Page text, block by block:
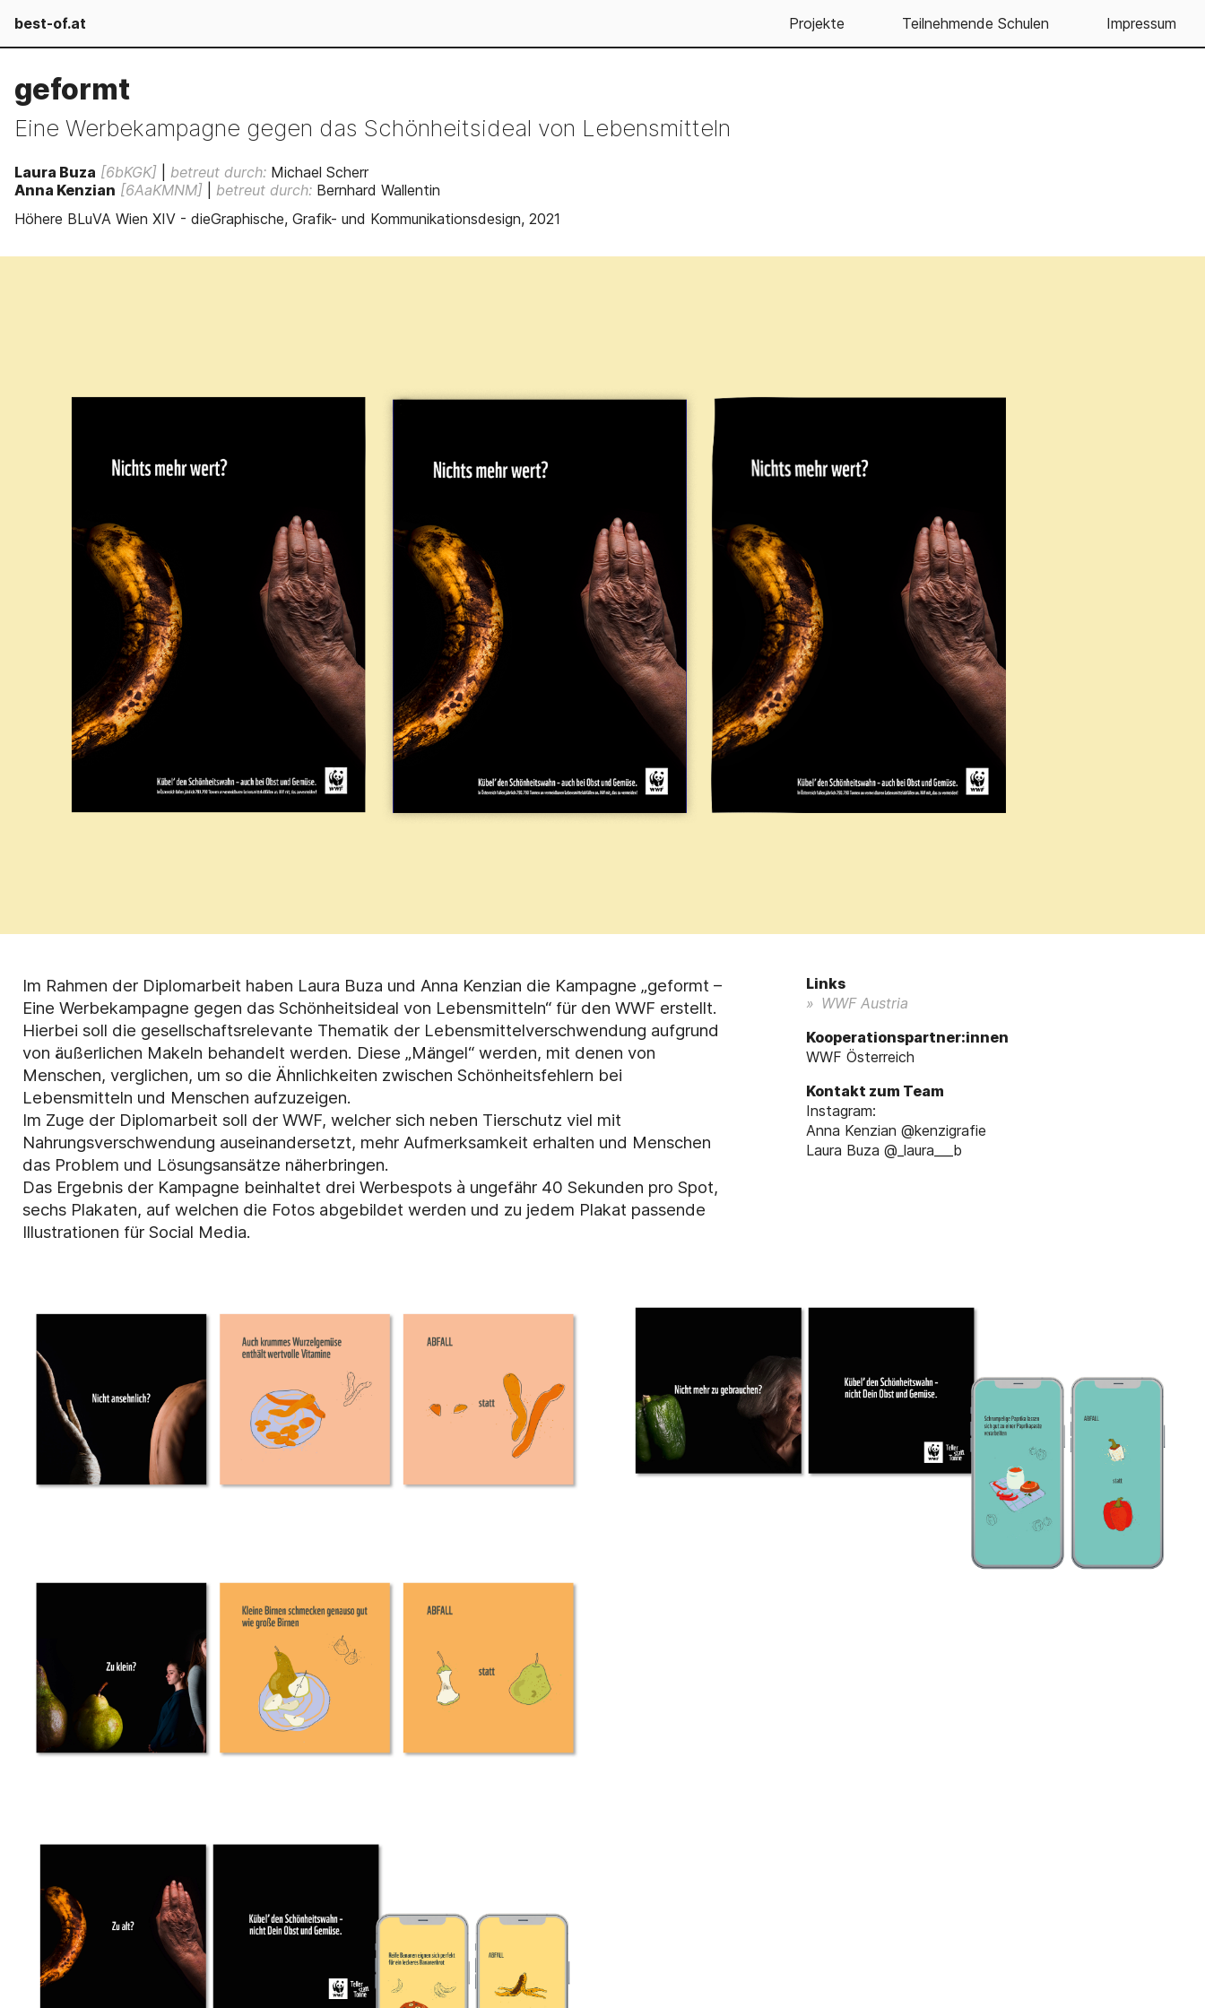
best-of.at Projekte Teilnehmende Schulen Impressum
geformt
Eine Werbekampagne gegen das Schönheitsideal von Lebensmitteln
Laura Buza [6bKGK] betreut durch: Michael Scherr
Anna Kenzian [6AaKMNM] betreut durch: Bernhard Wallentin
Höhere BLuVA Wien XIV - dieGraphische, Grafik- und Kommunikationsdesign, 2021
Im Rahmen der Diplomarbeit haben Laura Buza und Anna Kenzian die Kampagne „geformt –
Eine Werbekampagne gegen das Schönheitsideal von Lebensmitteln“ für den WWF erstellt.
Hierbei soll die gesellschaftsrelevante Thematik der Lebensmittelverschwendung aufgrund
von äußerlichen Makeln behandelt werden. Diese „Mängel“ werden, mit denen von
Menschen, verglichen, um so die Ähnlichkeiten zwischen Schönheitsfehlern bei
Lebensmitteln und Menschen aufzuzeigen.
Im Zuge der Diplomarbeit soll der WWF, welcher sich neben Tierschutz viel mit
Nahrungsverschwendung auseinandersetzt, mehr Aufmerksamkeit erhalten und Menschen
das Problem und Lösungsansätze näherbringen.
Das Ergebnis der Kampagne beinhaltet drei Werbespots à ungefähr 40 Sekunden pro Spot,
sechs Plakaten, auf welchen die Fotos abgebildet werden und zu jedem Plakat passende
Illustrationen für Social Media.
Links
WWF Austria
Kooperationspartner:innen
WWF Österreich
Kontakt zum Team
Instagram:
Anna Kenzian @kenzigrafie
Laura Buza @_laura___b